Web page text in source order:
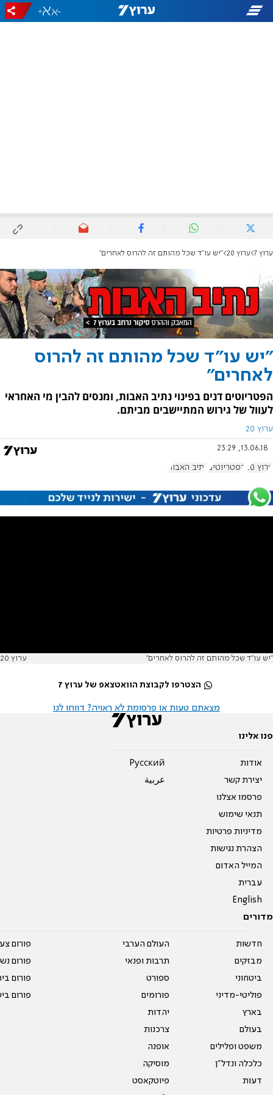
-
+
ערוץ 7 ערוץ 20 "יש עו"ד שכל מהותם זה להרוס לאחרים"
"יש עו"ד שכל מהותם זה להרוס
לאחרים"
הפטריוטים דנים בפינוי נתיב האבות, ומנסים להבין מי האחראי
לעוול של גירוש המתיישבים מביתם.
ערוץ 20
13.06.18, 23:29
ערוץ 20 הפטריוטים נתיב האבות
"יש עו"ד שכל מהותם זה להרוס לאחרים" ערוץ 20
הצטרפו לקבוצת הוואטצאפ של ערוץ 7
מצאתם טעות או פרסומת לא ראויה? דווחו לנו
פנו אלינו
אודות
יצירת קשר
פרסמו אצלנו
תנאי שימוש
מדיניות פרטיות
הצהרת נגישות
המייל האדום
עברית
English
Pусский
عربية
מדורים
חדשות
מבזקים
ביטחוני
פוליטי-מדיני
בארץ
בעולם
משפט ופלילים
כלכלה ונדל"ן
דעות
העולם הערבי
תרבות ופנאי
ספורט
פורומים
יהדות
צרכנות
אופנה
מוסיקה
פיוטקאסט
פורום
פורום
פורום
פורום